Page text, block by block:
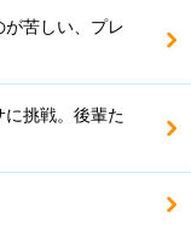
が苦しい、プレ
挑戦。後輩た